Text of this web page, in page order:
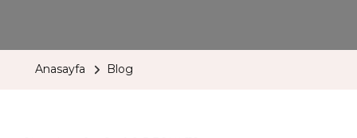
Anasayfa Blog